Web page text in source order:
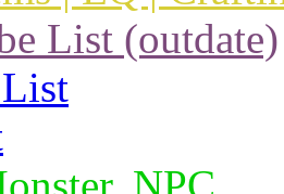
List (outdate)